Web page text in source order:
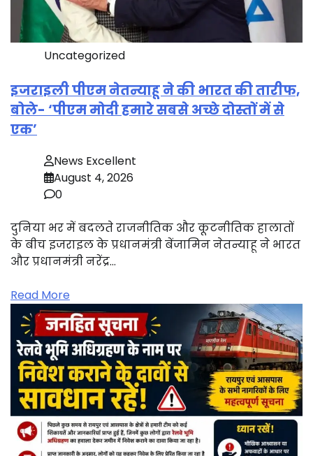
Uncategorized
इजराइली पीएम नेतन्याहू ने की भारत की तारीफ,
बोले- ‘पीएम मोदी हमारे सबसे अच्छे दोस्तों में से
एक’
News Excellent
August 4, 2026
0
दुनिया भर में बदलते राजनीतिक और कूटनीतिक हालातों
के बीच इजराइल के प्रधानमंत्री बेंजामिन नेतन्याहू ने भारत
और प्रधानमंत्री नरेंद्र…
Read More